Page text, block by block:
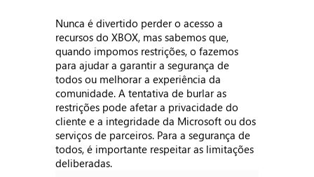
Nunca é divertido perder o acesso a
recursos do XBOX, mas sabemos que,
quando impomos restrições, o fazemos
para ajudar a garantir a segurança de
todos ou melhorar a experiência da
comunidade. A tentativa de burlar as
restrições pode afetar a privacidade do
cliente e a integridade da Microsoft ou dos
serviços de parceiros. Para a segurança de
todos, é importante respeitar as limitações
deliberadas.